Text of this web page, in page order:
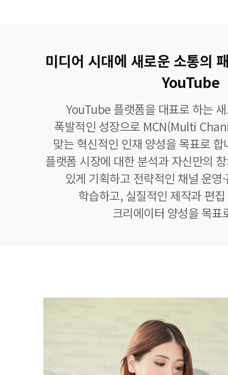
미디어 시대에 새로운 소통의
YouTube
YouTube 플랫폼을 대표로 하는
폭발적인 성장으로 MCN(Multi
맞는 혁신적인 인재 양성을 목표로
플랫폼 시장에 대한 분석과 자신만의
있게 기획하고 전략적인 채널 운영
학습하고, 실질적인 제작과 편
크리에이터 양성을 목표